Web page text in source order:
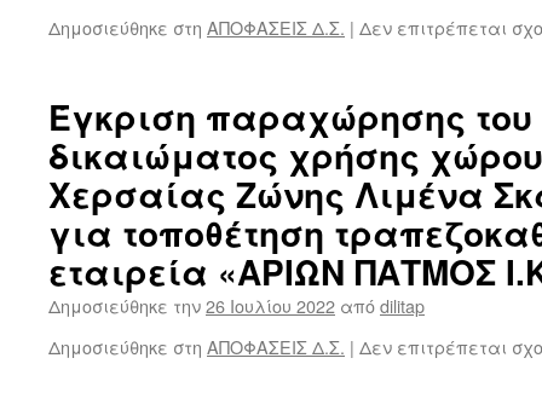
Δημοσιεύθηκε στη ΑΠΟΦΑΣΕΙΣ Δ.Σ. | Δεν επιτρέπεται
Έγκριση παραχώρησης του
δικαιώματος χρήσης
Χερσαίας Ζώνης Λιμένα
για τοποθέτηση
εταιρεία «ΑΡΙΩΝ ΠΑΤΜΟΣ
Δημοσιεύθηκε την26 Ιουλίου 2022 απόdilitap
Δημοσιεύθηκε στη ΑΠΟΦΑΣΕΙΣ Δ.Σ. | Δεν επιτρέπεται